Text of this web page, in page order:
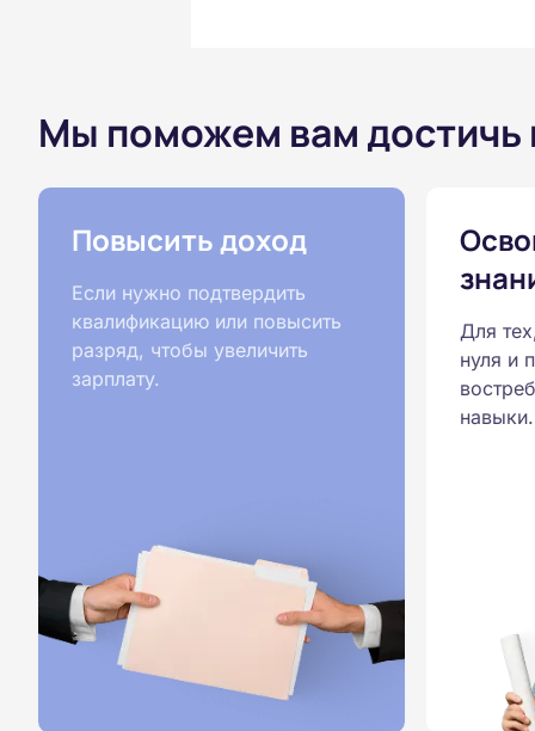
Мы поможем вам достичь
Повысить доход
Если нужно подтвердить
квалификацию или повысить
разряд, чтобы увеличить
зарплату.
Для
нуля и
навыки.